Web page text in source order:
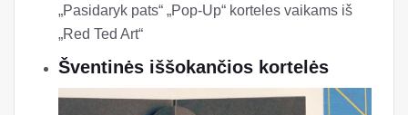
Raudonas Tedas